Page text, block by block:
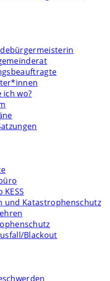
ich wo?
und Katastrophenschutz
Blackout